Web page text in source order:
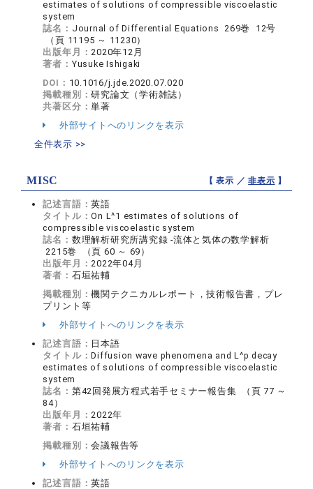
estimates of solutions of compressible viscoelastic
system
誌名： Journal of Differential Equations 269巻 12号
（頁 11195 ～ 11230）
出版年月：2020年12月
著者： Yusuke Ishigaki
DOI： 10.1016/j.jde.2020.07.020
掲載種別：研究論文（学術雑誌）
共著区分：単著
外部サイトへのリンクを表示
全件表示 >>
MISC 【 表示 ／非表示 】
記述言語：英語
タイトル：On L^1 estimates of solutions of
compressible viscoelastic system
誌名： 数理解析研究所講究録 -流体と気体の数学解析
2215巻 （頁 60 ～ 69）
出版年月：2022年04月
著者： 石垣祐輔
掲載種別：機関テクニカルレポート，技術報告書，プレ
プリント等
外部サイトへのリンクを表示
記述言語： 日本語
タイトル：Diffusion wave phenomena and L^p decay
estimates of solutions of compressible viscoelastic
system
誌名： 第42回発展方程式若手セミナー報告集 （頁 77 ～
84）
出版年月：2022年
著者： 石垣祐輔
掲載種別：会議報告等
外部サイトへのリンクを表示
記述言語：英語